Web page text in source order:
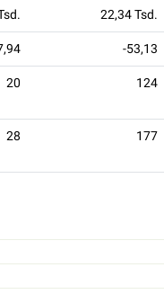
22,34 Tsd.
-53,13
20 124
28 177